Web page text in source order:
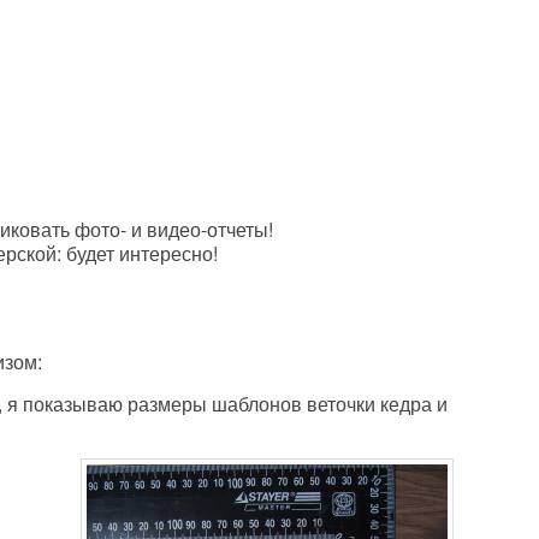
фото- и видео-отчеты!
будет интересно!
я показываю размеры шаблонов веточки кедра и